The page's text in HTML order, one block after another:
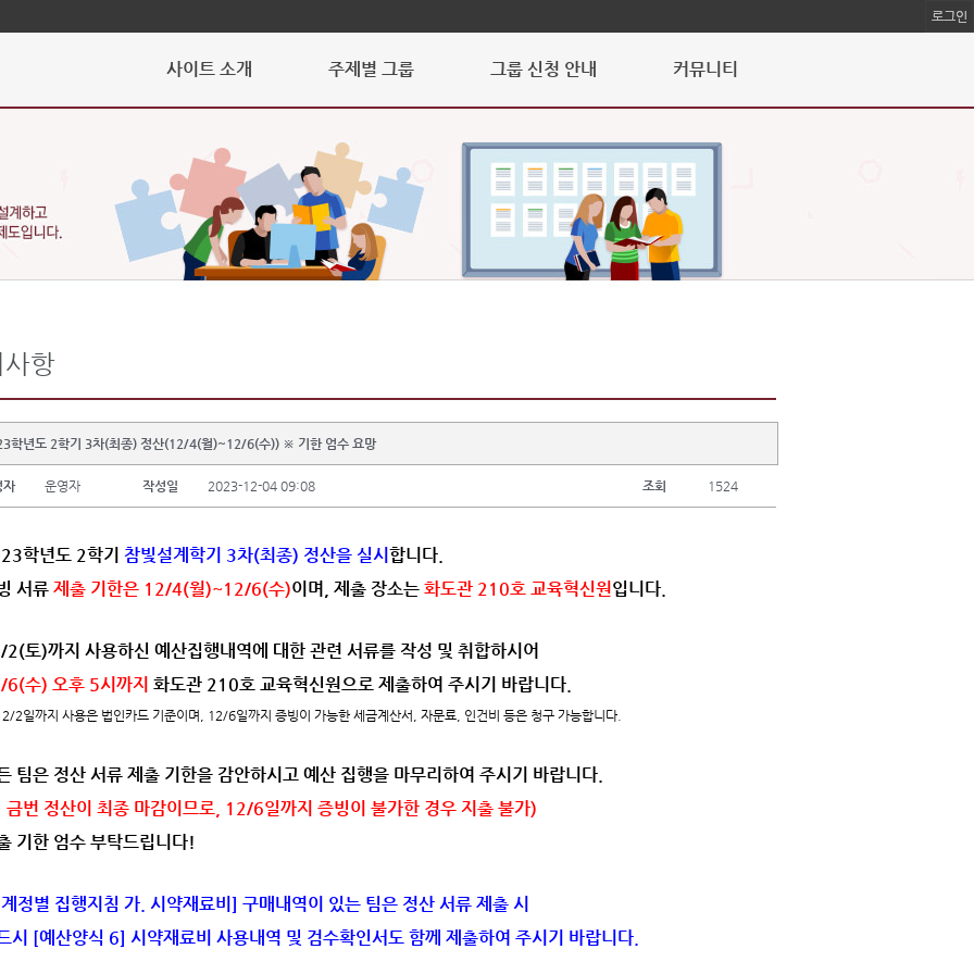
로그인
사이트 소개 주제별 그룹 그룹 신청 안내 커뮤니티
항
학년도 2학기 3차(최종) 정산(12/4(월)~12/6(수)) ※ 기한 엄수 요망
자 운영자 작성일 2023-12-04 09:08 조회 1524
학년도 2학기 참빛설계학기 3차(최종) 정산을 실시 합니다.
서류 제출 기한은 12/4(월)~12/6(수)이며, 제출 장소는 화도관 210호 교육혁신원입니다.
2(토)까지 사용하신 예산집행내역에 대한 관련 서류를 작성 및 취합하시어
6(수) 오후 5시까지 화도관 210호 교육혁신원으로 제출하여 주시기 바랍니다.
2일까지 사용은 법인카드 기준이며, 12/6일까지 증빙이 가능한 세금계산서, 자문료, 인건비 등은 청구 가능합니다.
팀은 정산 서류 제출 기한을 감안하시고 예산 집행을 마무리하여 주시기 바랍니다.
번 정산이 최종 마감이므로, 12/6일까지 증빙이 불가한 경우 지출 불가)
기한 엄수 부탁드립니다!
정별 집행지침 가. 시약재료비] 구매내역이 있는 팀은 정산 서류 제출 시
시 [예산양식 6] 시약재료비 사용내역 및 검수확인서도 함께 제출하여 주시기 바랍니다.